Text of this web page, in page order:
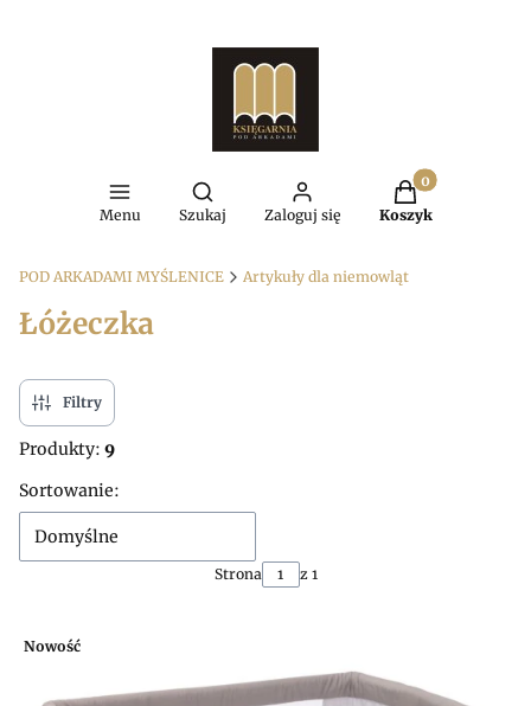
Menu
Otwórz wyszukiwarkę
Szukaj Zaloguj się
Produkty w
Koszyk
POD ARKADAMI MYŚLENICE Artykuły dla niemowląt
Łóżeczka
Filtry
Produkty: 9
Lista produktów
Sortowanie:
Domyślne
Strona z 1
Nowość